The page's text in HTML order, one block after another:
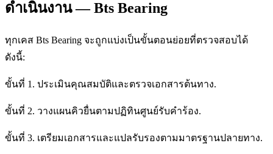
ดำเนินงาน — Bts Bearing
ทุกเคส Bts Bearing จะถูกแบ่งเป็นขั้นตอนย่อยที่ตรวจสอบได้
ดังนี้:
ขั้นที่ 1. ประเมินคุณสมบัติและตรวจเอกสารต้นทาง.
ขั้นที่ 2. วางแผนคิวยื่นตามปฏิทินศูนย์รับคำร้อง.
ขั้นที่ 3. เตรียมเอกสารและแปลรับรองตามมาตรฐานปลายทาง.